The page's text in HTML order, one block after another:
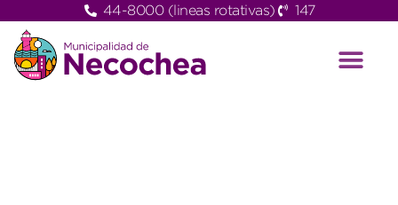
44-8000 (lineas rotativas) 147